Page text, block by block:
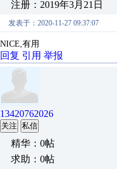
注册：2019年3月21日
发表于：2020-11-27 09:37:07
NICE,有用
回复 引用 举报
13420762026
关注 私信
精华：0帖
求助：0帖